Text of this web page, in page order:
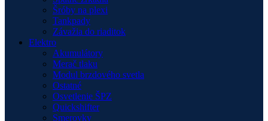
Šróby na plexi
Tankpady
Závažia do riaditok
Elektro
Akumulátory
Merač tlaku
Modul brzdového svetla
Ostatné
Osvetlenie ŠPZ
Quickshifter
Smerovky